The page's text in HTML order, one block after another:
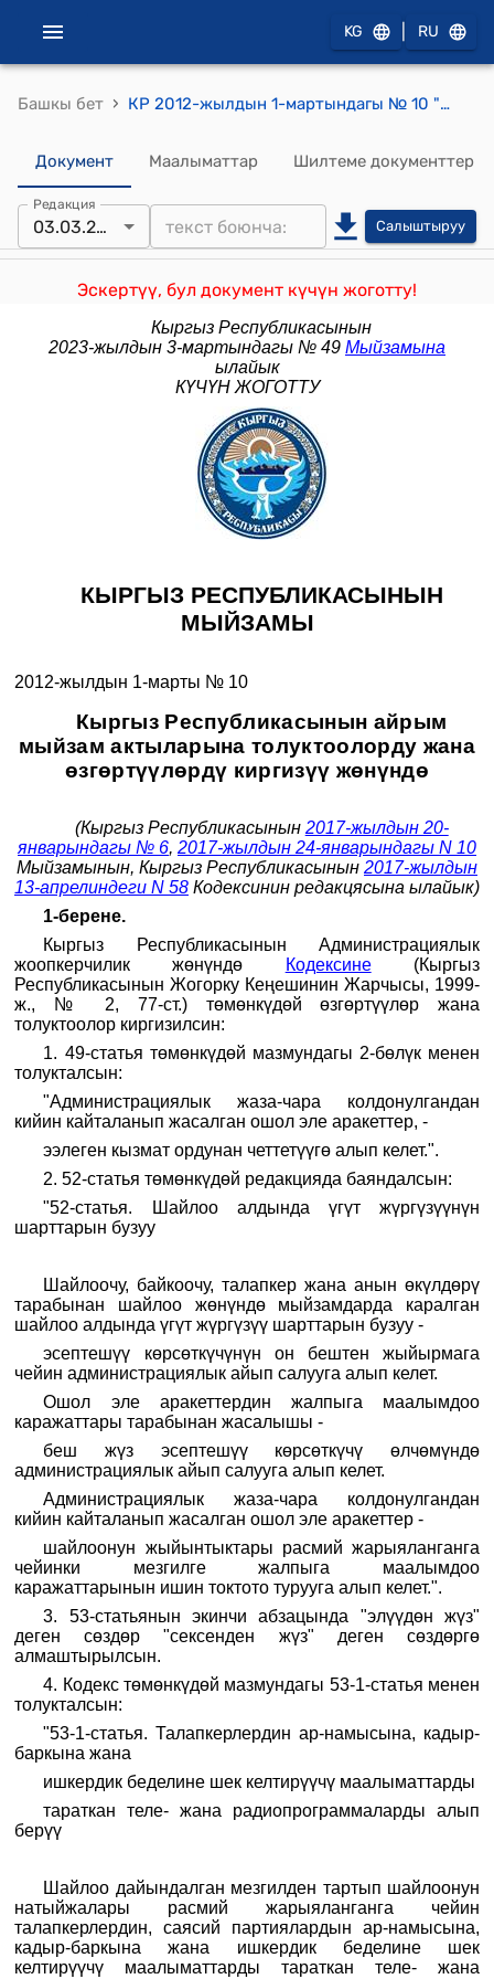
KG RU
Башкы бет › КР 2012-жылдын 1-мартындагы № 10 "Кыргыз Республикасынын айрым мыйзам актыларына толуктоолорду жана өзгөртүүлөрдү киргизүү жөнүндө"
Документ Маалыматтар Шилтеме документтер
Редакция
03.03.2023 Салыштыруу
Эскертүү, бул документ күчүн жоготту!